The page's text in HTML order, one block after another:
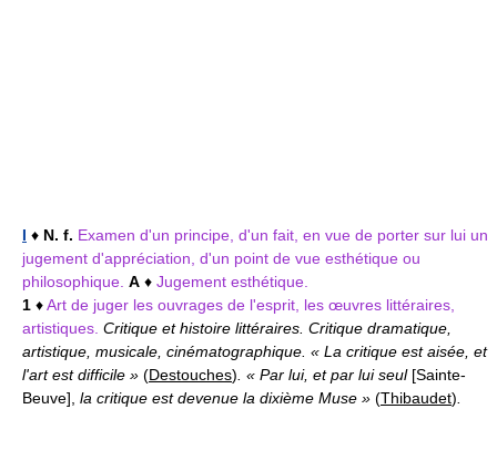
I ♦ N. f. Examen d'un principe, d'un fait, en vue de porter sur lui un
jugement d'appréciation, d'un point de vue esthétique ou
philosophique. A ♦ Jugement esthétique.
1 ♦Art de juger les ouvrages de l'esprit, les œuvres littéraires,
artistiques. Critique et histoire littéraires. Critique dramatique,
artistique, musicale, cinématographique. « La critique est aisée, et
l'art est difficile » (Destouches) . « Par lui, et par lui seul [Sainte-
Beuve], la critique est devenue la dixième Muse » (Thibaudet)